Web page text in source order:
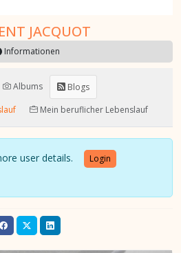
JACQUOT
Informationen
Albums
Blogs
Mein beruflicher Lebenslauf
user details.
Login